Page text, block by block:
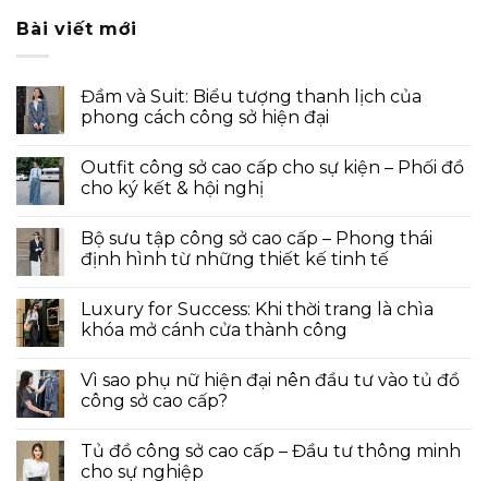
Bài viết mới
Đầm và Suit: Biểu tượng thanh lịch của
phong cách công sở hiện đại
Outfit công sở cao cấp cho sự kiện – Phối đồ
cho ký kết & hội nghị
Bộ sưu tập công sở cao cấp – Phong thái
định hình từ những thiết kế tinh tế
Luxury for Success: Khi thời trang là chìa
khóa mở cánh cửa thành công
Vì sao phụ nữ hiện đại nên đầu tư vào tủ đồ
công sở cao cấp?
Tủ đồ công sở cao cấp – Đầu tư thông minh
cho sự nghiệp